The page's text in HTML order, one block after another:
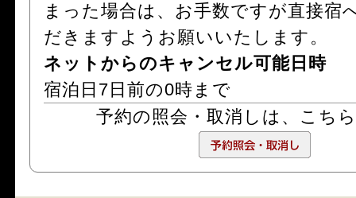
まった場合は、お手数ですが直接宿
だきますようお願いいたします。
ネットからのキャンセル可能日時
宿泊日7日前の0時まで
予約の照会・取消しは、 こちら